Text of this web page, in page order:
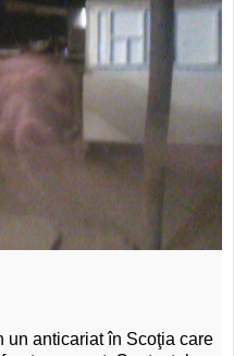
anticariat în Scoţia care